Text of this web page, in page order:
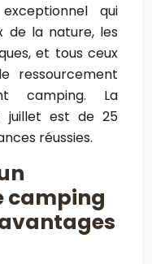
qui
de la nature, les
et tous ceux
ressourcement
camping. La
juillet est de 25
réussies.
camping